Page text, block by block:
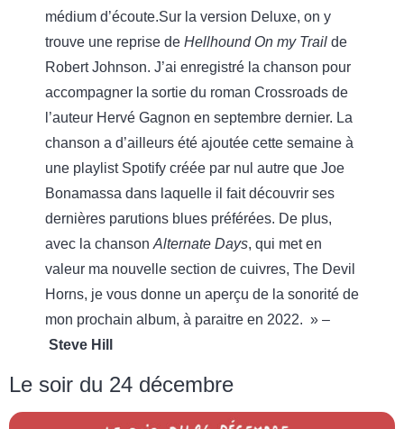
médium d’écoute.Sur la version Deluxe, on y
trouve une reprise de Hellhound On my Trail de
Robert Johnson. J’ai enregistré la chanson pour
accompagner la sortie du roman Crossroads de
l’auteur Hervé Gagnon en septembre dernier. La
chanson a d’ailleurs été ajoutée cette semaine à
une playlist Spotify créée par nul autre que Joe
Bonamassa dans laquelle il fait découvrir ses
dernières parutions blues préférées. De plus,
avec la chanson Alternate Days, qui met en
valeur ma nouvelle section de cuivres, The Devil
Horns, je vous donne un aperçu de la sonorité de
mon prochain album, à paraitre en 2022. » –
Steve Hill
Le soir du 24 décembre